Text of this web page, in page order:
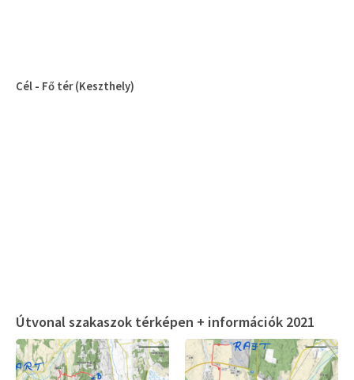
Cél - Fő tér (Keszthely)
Útvonal szakaszok térképen + információk 2021